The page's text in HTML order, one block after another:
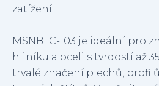
zatížení.
MSNBTC-103 je ideální pro
hliníku a oceli s tvrdostí až
trvalé značení plechů,